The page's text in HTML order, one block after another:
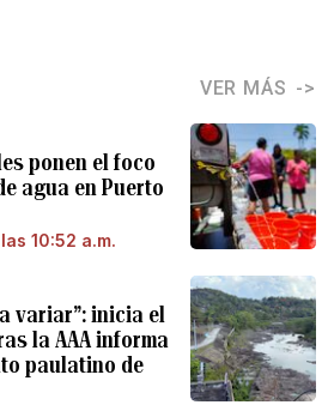
VER MÁS
ponen el foco
agua en Puerto
10:52 a.m.
variar”: inicia el
la AAA informa
paulatino de